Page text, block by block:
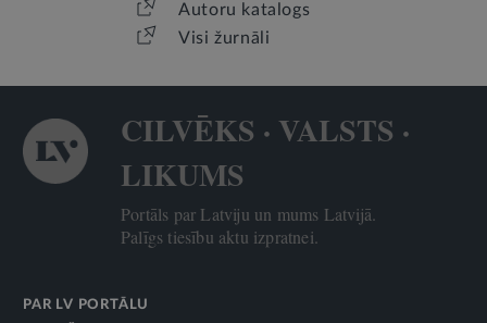
Autoru katalogs
Visi žurnāli
CILVĒKS · VALSTS ·
LIKUMS
Portāls par Latviju un mums Latvijā.
Palīgs tiesību aktu izpratnei.
PAR LV PORTĀLU